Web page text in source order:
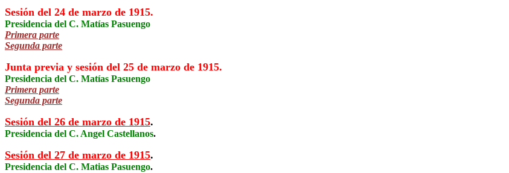
Sesión del 24 de marzo de 1915.
Presidencia del C. Matías Pasuengo
Primera parte
Segunda parte
Junta previa y sesión del 25 de marzo de 1915.
Presidencia del C. Matías Pasuengo
Primera parte
Segunda parte
Sesión del 26 de marzo de 1915.
Presidencia del C. Angel Castellanos.
Sesión del 27 de marzo de 1915.
Presidencia del C. Matias Pasuengo.